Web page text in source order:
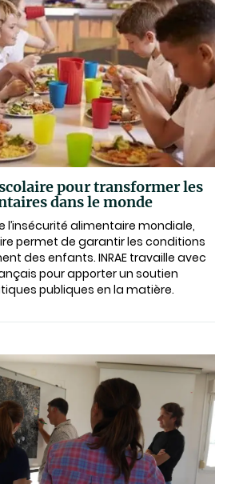
pour transformer les
dans le monde
l’insécurité alimentaire mondiale,
permet de garantir les conditions
des enfants. INRAE travaille avec
pour apporter un soutien
publiques en la matière.